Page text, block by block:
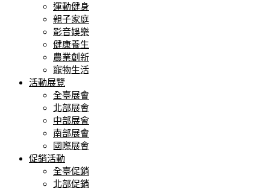
運動健身
親子家庭
影音娛樂
健康養生
農業創新
寵物生活
活動展覽
全臺展會
北部展會
中部展會
南部展會
國際展會
促銷活動
全臺促銷
北部促銷